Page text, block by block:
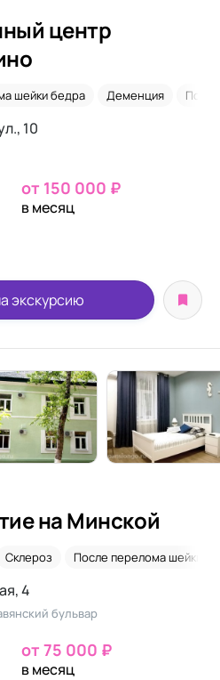
центр
шейки бедра Деменция
10
от 150 000 ₽
в месяц
экскурсию
на Минской
Склероз После перелома шейки
4
бульвар
от 75 000 ₽
в месяц